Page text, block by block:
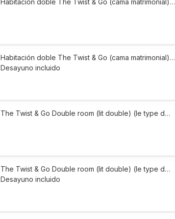
Habitación doble The Twist & Go (cama matrimonial)…
Habitación doble The Twist & Go (cama matrimonial)…
Desayuno incluido
The Twist & Go Double room (lit double) (le type d…
The Twist & Go Double room (lit double) (le type d…
Desayuno incluido